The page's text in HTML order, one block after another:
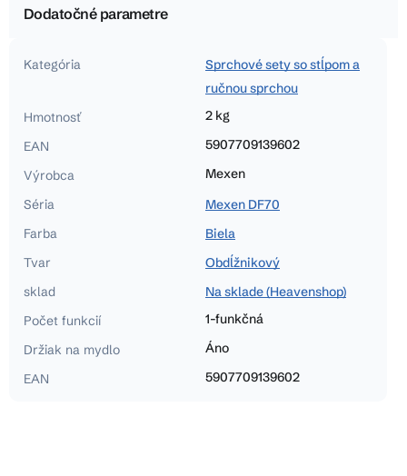
Dodatočné parametre
Kategória
Sprchové sety so stĺpom a
ručnou sprchou
Hmotnosť
2 kg
EAN
5907709139602
Výrobca
Mexen
Séria
Mexen DF70
Farba
Biela
Tvar
Obdĺžnikový
sklad
Na sklade (Heavenshop)
Počet funkcií
1-funkčná
Držiak na mydlo
Áno
EAN
5907709139602